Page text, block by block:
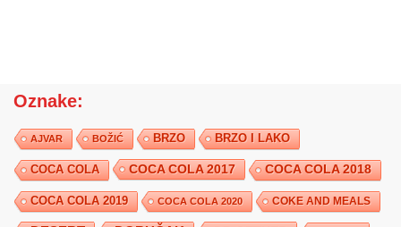
Oznake:
AJVAR BOŽIĆ BRZO BRZO I LAKO
COCA COLA COCA COLA 2017 COCA COLA 2018
COCA COLA 2019 COCA COLA 2020 COKE AND MEALS